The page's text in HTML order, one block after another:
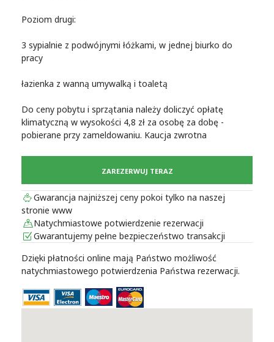
Poziom drugi:
3 sypialnie z podwójnymi łóżkami, w jednej biurko do
pracy
łazienka z wanną umywalką i toaletą
Do ceny pobytu i sprzątania należy doliczyć opłatę
klimatyczną w wysokości 4,8 zł za osobę za dobę -
pobierane przy zameldowaniu. Kaucja zwrotna
ZAREZERWUJ TERAZ
Gwarancja najniższej ceny pokoi tylko na naszej
stronie www
Natychmiastowe potwierdzenie rezerwacji
Gwarantujemy pełne bezpieczeństwo transakcji
Dzięki płatności online mają Państwo możliwość
natychmiastowego potwierdzenia Państwa rezerwacji.